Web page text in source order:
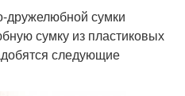
дружелюбной сумки
сумку из пластиковых
следующие